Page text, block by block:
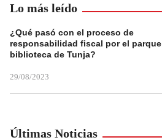
Lo más leído
¿Qué pasó con el proceso de
responsabilidad fiscal por el parque
biblioteca de Tunja?
29/08/2023
Últimas Noticias